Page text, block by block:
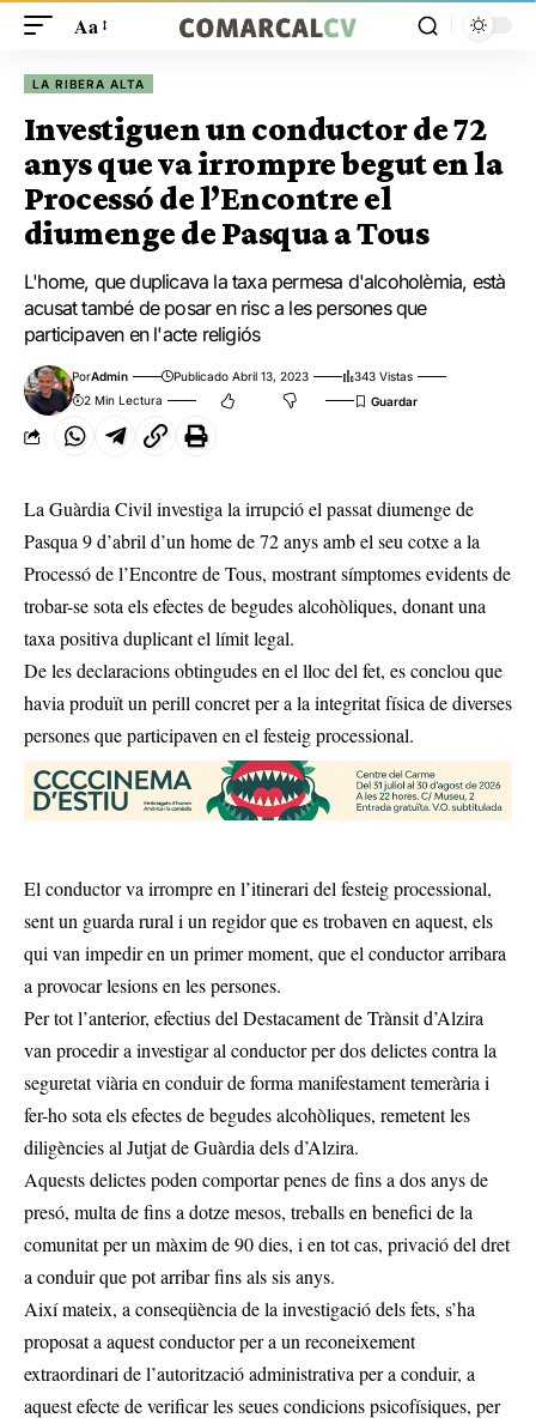
Aa
LA RIBERA ALTA
Investiguen un conductor de 72
anys que va irrompre begut en la
Processó de l’Encontre el
diumenge de Pasqua a Tous
L'home, que duplicava la taxa permesa d'alcoholèmia, està
acusat també de posar en risc a les persones que
participaven en l'acte religiós
PorAdmin Publicado Abril 13, 2023
343 Vistas
2 Min Lectura
La Guàrdia Civil investiga la irrupció el passat diumenge de
Pasqua 9 d’abril d’un home de 72 anys amb el seu cotxe a la
Processó de l’Encontre de Tous, mostrant símptomes evidents de
trobar-se sota els efectes de begudes alcohòliques, donant una
taxa positiva duplicant el límit legal.
De les declaracions obtingudes en el lloc del fet, es conclou que
havia produït un perill concret per a la integritat física de diverses
persones que participaven en el festeig processional.
El conductor va irrompre en l’itinerari del festeig processional,
sent un guarda rural i un regidor que es trobaven en aquest, els
qui van impedir en un primer moment, que el conductor arribara
a provocar lesions en les persones.
Per tot l’anterior, efectius del Destacament de Trànsit d’Alzira
van procedir a investigar al conductor per dos delictes contra la
seguretat viària en conduir de forma manifestament temerària i
fer-ho sota els efectes de begudes alcohòliques, remetent les
diligències al Jutjat de Guàrdia dels d’Alzira.
Aquests delictes poden comportar penes de fins a dos anys de
presó, multa de fins a dotze mesos, treballs en benefici de la
comunitat per un màxim de 90 dies, i en tot cas, privació del dret
a conduir que pot arribar fins als sis anys.
Així mateix, a conseqüència de la investigació dels fets, s’ha
proposat a aquest conductor per a un reconeixement
extraordinari de l’autorització administrativa per a conduir, a
aquest efecte de verificar les seues condicions psicofísiques, per